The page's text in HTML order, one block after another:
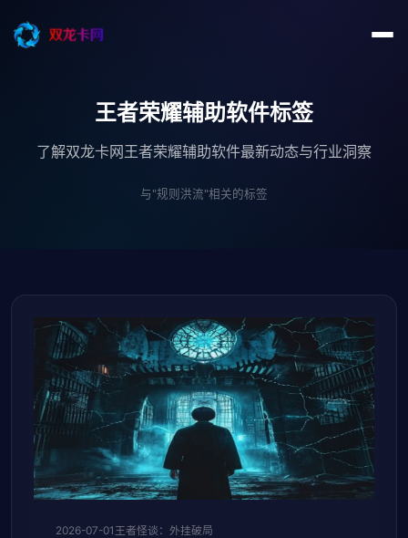
王者荣耀辅助软件标签
了解双龙卡网王者荣耀辅助软件最新动态与行业洞察
与"规则洪流"相关的标签
2026-07-01 王者怪谈：外挂破局